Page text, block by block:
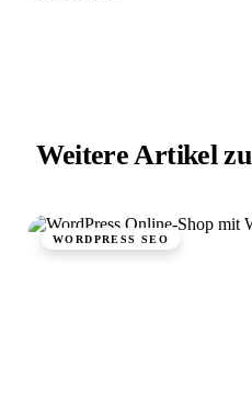
Weitere Artikel zu
WORDPRESS SEO